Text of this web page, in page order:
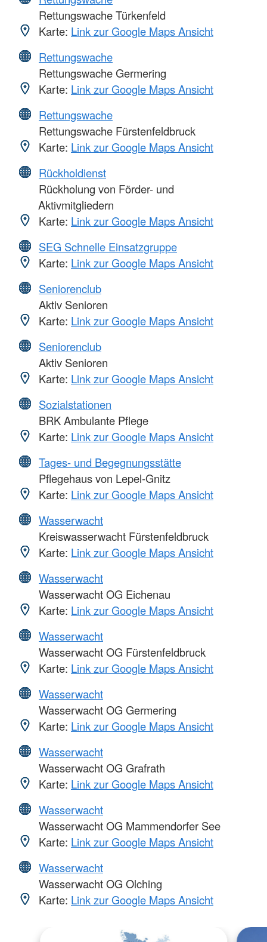
Rettungswache Türkenfeld
Karte: Link zur Google Maps Ansicht
Rettungswache
Rettungswache Germering
Karte: Link zur Google Maps Ansicht
Rettungswache
Rettungswache Fürstenfeldbruck
Karte: Link zur Google Maps Ansicht
Rückholdienst
Rückholung von Förder- und
Aktivmitgliedern
Karte: Link zur Google Maps Ansicht
SEG Schnelle Einsatzgruppe
Karte: Link zur Google Maps Ansicht
Seniorenclub
Aktiv Senioren
Karte: Link zur Google Maps Ansicht
Seniorenclub
Aktiv Senioren
Karte: Link zur Google Maps Ansicht
Sozialstationen
BRK Ambulante Pflege
Karte: Link zur Google Maps Ansicht
Tages- und Begegnungsstätte
Pflegehaus von Lepel-Gnitz
Karte: Link zur Google Maps Ansicht
Wasserwacht
Kreiswasserwacht Fürstenfeldbruck
Karte: Link zur Google Maps Ansicht
Wasserwacht
Wasserwacht OG Eichenau
Karte: Link zur Google Maps Ansicht
Wasserwacht
Wasserwacht OG Fürstenfeldbruck
Karte: Link zur Google Maps Ansicht
Wasserwacht
Wasserwacht OG Germering
Karte: Link zur Google Maps Ansicht
Wasserwacht
Wasserwacht OG Grafrath
Karte: Link zur Google Maps Ansicht
Wasserwacht
Wasserwacht OG Mammendorfer See
Karte: Link zur Google Maps Ansicht
Wasserwacht
Wasserwacht OG Olching
Karte: Link zur Google Maps Ansicht